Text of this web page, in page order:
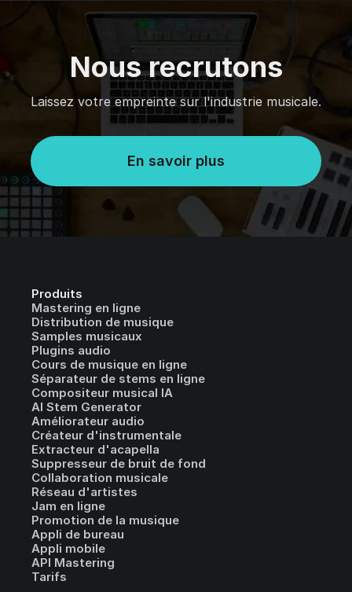
Nous recrutons
Laissez votre empreinte sur l'industrie musicale.
En savoir plus
Produits
Mastering en ligne
Distribution de musique
Samples musicaux
Plugins audio
Cours de musique en ligne
Séparateur de stems en ligne
Compositeur musical IA
AI Stem Generator
Améliorateur audio
Créateur d'instrumentale
Extracteur d'acapella
Suppresseur de bruit de fond
Collaboration musicale
Réseau d'artistes
Jam en ligne
Promotion de la musique
Appli de bureau
Appli mobile
API Mastering
Tarifs